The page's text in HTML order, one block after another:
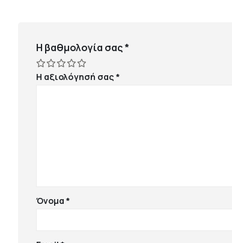
Η βαθμολογία σας*
Η αξιολόγησή σας*
Όνομα*